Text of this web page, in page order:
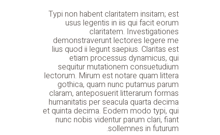
Typi non habent claritatem insitam; est
usus legentis in iis qui facit eorum
claritatem. Investigationes
demonstraverunt lectores legere me
lius quod ii legunt saepius. Claritas est
etiam processus dynamicus, qui
sequitur mutationem consuetudium
lectorum. Mirum est notare quam littera
gothica, quam nunc putamus parum
claram, anteposuerit litterarum formas
humanitatis per seacula quarta decima
et quinta decima. Eodem modo typi, qui
nunc nobis videntur parum clari, fiant
sollemnes in futurum.